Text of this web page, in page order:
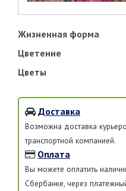
Жизненная форма
Цветение
Цветы
Доставка
Возможна доставка
транспортной компанией.
Оплата
Вы можете оплатить
Сбербанке, через